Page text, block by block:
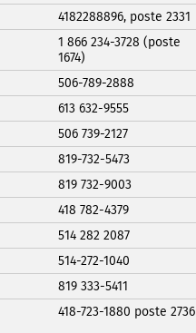
4182288896, poste 2331
1 866 234-3728 (poste
1674)
506-789-2888
613 632-9555
506 739-2127
819-732-5473
819 732-9003
418 782-4379
514 282 2087
514-272-1040
819 333-5411
418-723-1880 poste 2736